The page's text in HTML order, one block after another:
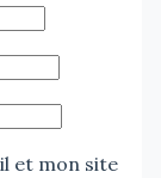
et mon site